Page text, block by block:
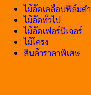
ไม้อัดเคลือบฟิล์มดำ
ไม้อัดทั่วไป
ไม้อัดเฟอร์นิเจอร์
ไม้โครง
สินค้าราคาพิเศษ